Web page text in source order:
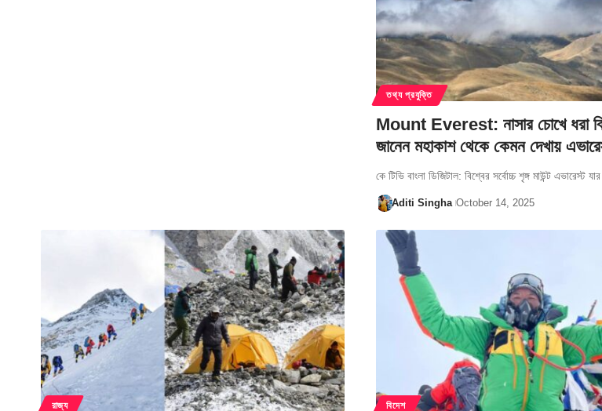
তথ্য প্রযুক্তি
Mount Everest: নাসার চোখে ধরা
জানেন মহাকাশ থেকে কেমন দেখায়
কে টিভি বাংলা ডিজিটাল: বিশ্বের সর্বোচ্চ শৃঙ্গ মাউন্ট এভারেস্ট
Aditi Singha October 14, 2025
রাজ্য বিদেশ